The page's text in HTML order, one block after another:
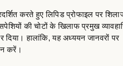
करते हुए लिपिड प्रोफाइल पर
की चोटों के खिलाफ प्रमुख
हालांकि, यह अध्ययन जानवरों पर
न करें।